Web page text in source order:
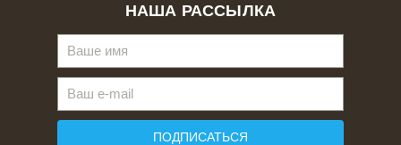
НАША РАССЫЛКА
ПОДПИСАТЬСЯ